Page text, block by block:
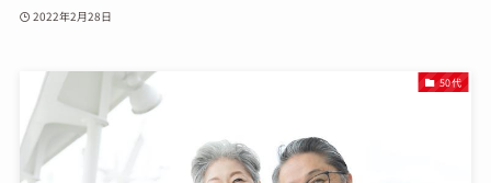
2022年2月28日
50代